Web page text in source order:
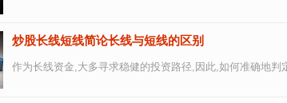
炒股长线短线简论长线与短线的区别
作为长线资金,大多寻求稳健的投资路径,因此,如何准确地